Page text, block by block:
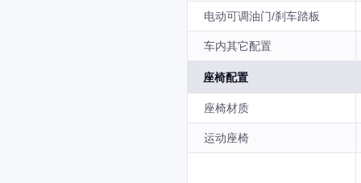
电动可调油门/刹车踏板
车内其它配置
座椅配置
座椅材质
运动座椅